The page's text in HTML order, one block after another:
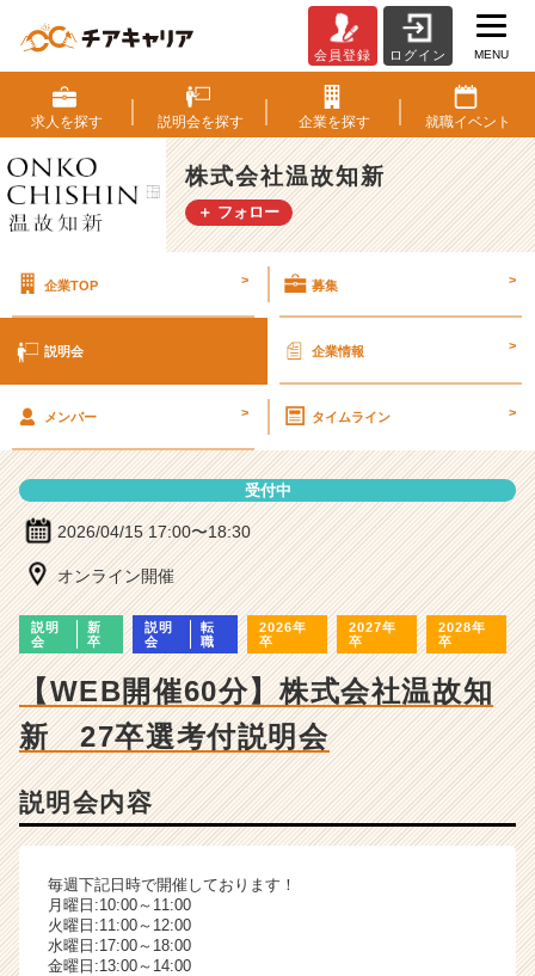
式
会
社
温
故
知
明
細
ー・
企
業
ら
カ
届
就
会員登録 ログイン MENU
求人を探す 説明会を探す 企業を探す 就職イベント
株式会社温故知新
＋ フォロー
企業TOP > 募集 >
説明会 企業情報 >
メンバー > タイムライン >
受付中
2026/04/15 17:00〜18:30
オンライン開催
説明
会
新
卒
説明
会
転
職
2026年
卒
2027年
卒
2028年
卒
【WEB開催60分】株式会社温故知
新 27卒選考付説明会
説明会内容
毎週下記日時で開催しております！
月曜日:10:00～11:00
火曜日:11:00～12:00
水曜日:17:00～18:00
金曜日:13:00～14:00